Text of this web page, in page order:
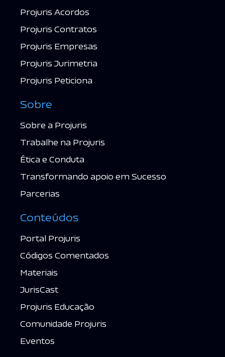
Projuris Acordos
Projuris Contratos
Projuris Empresas
Projuris Jurimetria
Projuris Peticiona
Sobre
Sobre a Projuris
Trabalhe na Projuris
Ética e Conduta
Transformando apoio em Sucesso
Parcerias
Conteúdos
Portal Projuris
Códigos Comentados
Materiais
JurisCast
Projuris Educação
Comunidade Projuris
Eventos